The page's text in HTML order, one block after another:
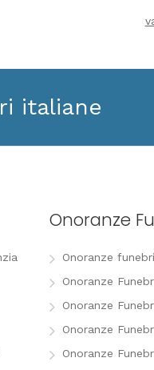
italiane
Onoranze
Onoranze
Onoranze
Onoranze
Onoranze
Onoranze